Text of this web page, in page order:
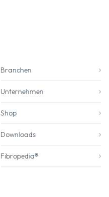
Branchen
Unternehmen
Shop
Downloads
Fibropedia®